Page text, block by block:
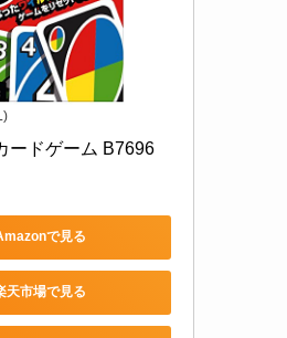
ードゲーム B7696
で見る
天市場で見る